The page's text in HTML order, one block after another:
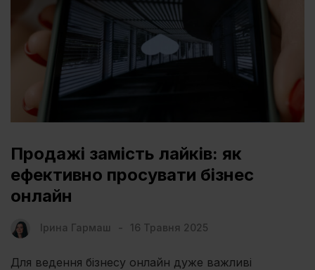
Продажі замість лайків: як
ефективно просувати бізнес
онлайн
Ірина Гармаш 16 Травня 2025
Для ведення бізнесу онлайн дуже важливі